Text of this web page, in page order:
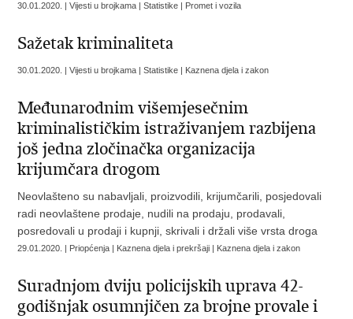
30.01.2020. | Vijesti u brojkama | Statistike | Promet i vozila
Sažetak kriminaliteta
30.01.2020. | Vijesti u brojkama | Statistike | Kaznena djela i zakon
Međunarodnim višemjesečnim
kriminalističkim istraživanjem razbijena
još jedna zločinačka organizacija
krijumčara drogom
Neovlašteno su nabavljali, proizvodili, krijumčarili, posjedovali
radi neovlaštene prodaje, nudili na prodaju, prodavali,
posredovali u prodaji i kupnji, skrivali i držali više vrsta droga
29.01.2020. | Priopćenja | Kaznena djela i prekršaji | Kaznena djela i zakon
Suradnjom dviju policijskih uprava 42-
godišnjak osumnjičen za brojne provale i